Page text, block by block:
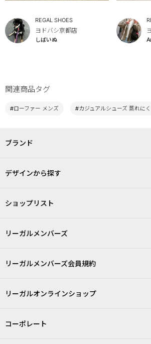
REGAL SHOES
ヨドバシ京都店
しばいぬ
関連商品タグ
#ローファー メンズ #カジュアルシューズ 蒸れに
ブランド
デザインから探す
ショップリスト
リーガルメンバーズ
リーガルメンバーズ会員規約
リーガルオンラインショップ
コーポレート